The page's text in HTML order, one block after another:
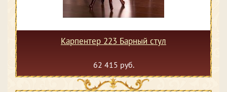
Карпентер 223 Барный стул
62 415 руб.